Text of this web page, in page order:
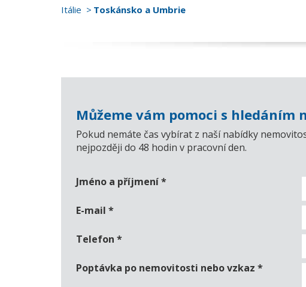
Itálie Toskánsko a Umbrie
Můžeme vám pomoci s hledáním
Pokud nemáte čas vybírat z naší nabídky
nejpozději do 48 hodin v pracovní den.
Jméno a příjmení*
E-mail *
Telefon *
Poptávka po nemovitosti nebo vzkaz *